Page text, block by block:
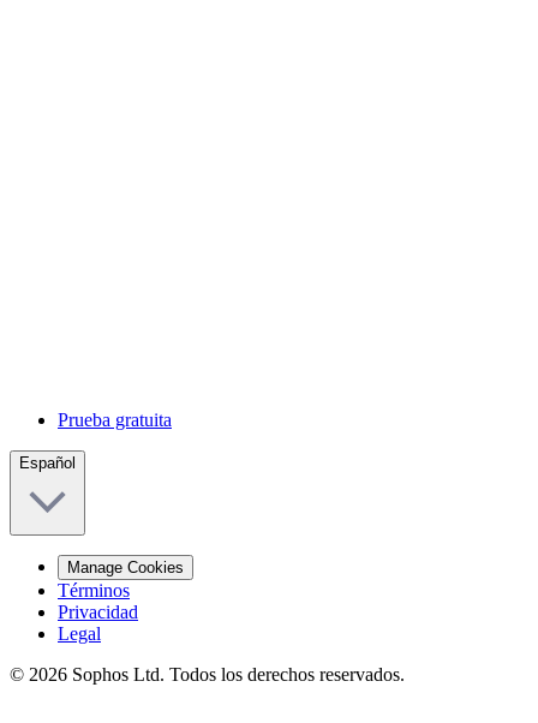
Prueba gratuita
Español
Manage Cookies
Términos
Privacidad
Legal
© 2026 Sophos Ltd. Todos los derechos reservados.